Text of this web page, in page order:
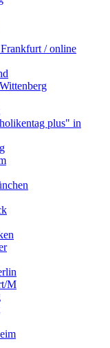
/ online
plus" in
M